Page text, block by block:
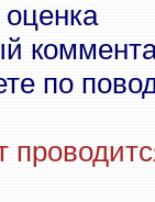
оценка
по